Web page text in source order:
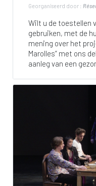
Georganiseerd door :
Wilt u de toestellen
gebruiken, met de
mening over het
Marolles” met ons
aanleg van een